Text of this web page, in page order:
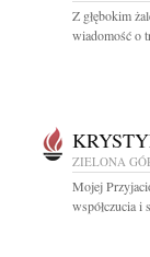
Z głębokim
wiadomość o
ZIELONA
Mojej
współczucia i